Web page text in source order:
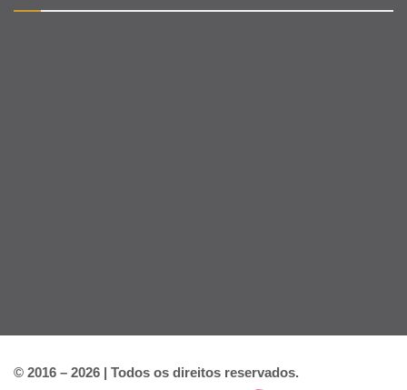
© 2016 – 2026 | Todos os direitos reservados.